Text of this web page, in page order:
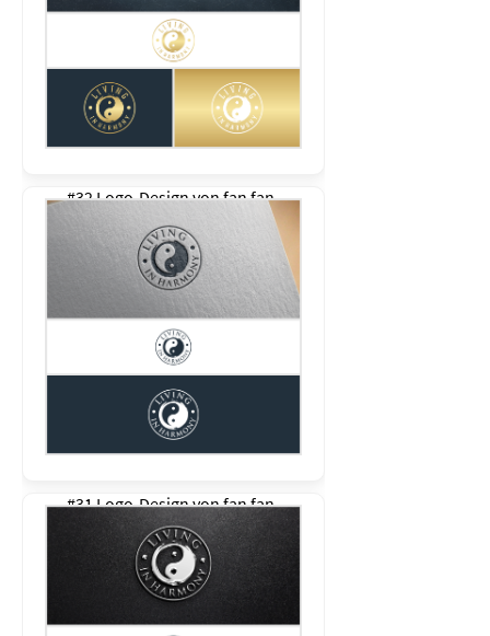
#32 Logo-Design vonfan fan
#31 Logo-Design vonfan fan